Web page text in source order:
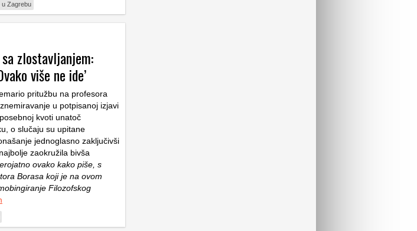
u Zagrebu
zlostavljanjem:
više ne ide’
pritužbu na profesora
u potpisanoj izjavi
kvoti unatoč
o slučaju su upitane
jednoglasno zaključivši
zaokružila bivša
ovako kako piše, s
Borasa koji je na ovom
Filozofskog